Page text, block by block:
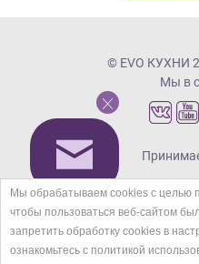
© EVO КУХНИ
Мы в
Кредиты
Мы обрабатываем cookies с целью
чтобы пользоваться веб-сайтом
запретить обработку сookies в
ознакомьтесь с политикой